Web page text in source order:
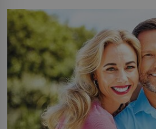
můžete obohatit své rituály a
větší harmonii a klid. Je důležité